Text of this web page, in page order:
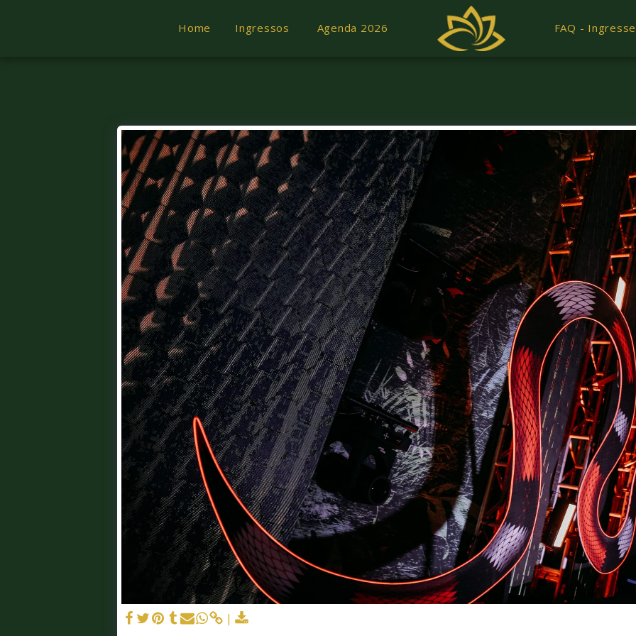
Home Ingressos Agenda 2026 FAQ - Ingresse